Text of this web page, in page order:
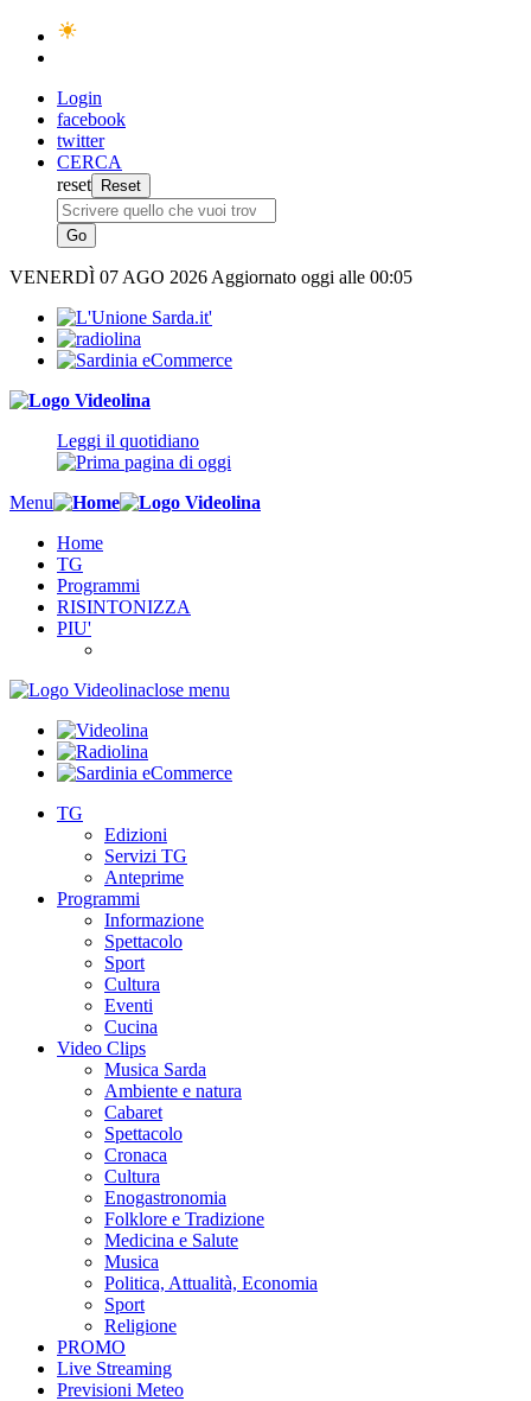
Login
facebook
twitter
CERCA
reset
VENERDÌ 07 AGO 2026 Aggiornato oggi alle 00:05
Leggi il quotidiano
Menu
Home
TG
Programmi
RISINTONIZZA
PIU'
close menu
TG
Edizioni
Servizi TG
Anteprime
Programmi
Informazione
Spettacolo
Sport
Cultura
Eventi
Cucina
Video Clips
Musica Sarda
Ambiente e natura
Cabaret
Spettacolo
Cronaca
Cultura
Enogastronomia
Folklore e Tradizione
Medicina e Salute
Musica
Politica, Attualità, Economia
Sport
Religione
PROMO
Live Streaming
Previsioni Meteo